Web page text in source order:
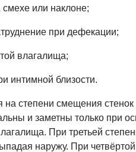
или наклоне;
при дефекации;
влагалища;
интимной близости.
на степени смещения
и заметны только при
При третьей
наружу. При